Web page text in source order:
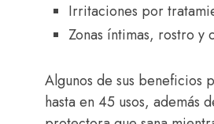
Irritaciones por
Zonas íntimas, rostro y
Algunos de sus beneficios
hasta en 45 usos, además